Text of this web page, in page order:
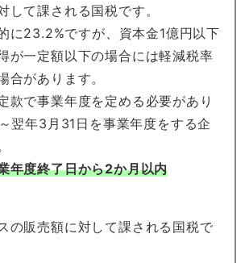
して課される国税です。
に23.2%ですが、資本金1億円以下
が一定額以下の場合には軽減税率
合があります。
款で事業年度を定める必要があり
翌年3月31日を事業年度をする企
年度終了日から2か月以内
の販売額に対して課される国税で